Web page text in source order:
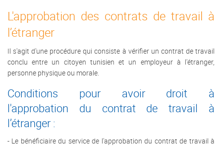
L'approbation des contrats de travail à
l’étranger
Il s'agit d'une procédure qui consiste à vérifier un contrat de travail
conclu entre un citoyen tunisien et un employeur à l'étranger,
personne physique ou morale.
Conditions pour avoir droit à
l'approbation du contrat de travail à
l’étranger :
- Le bénéficiaire du service de l'approbation du contrat de travail à